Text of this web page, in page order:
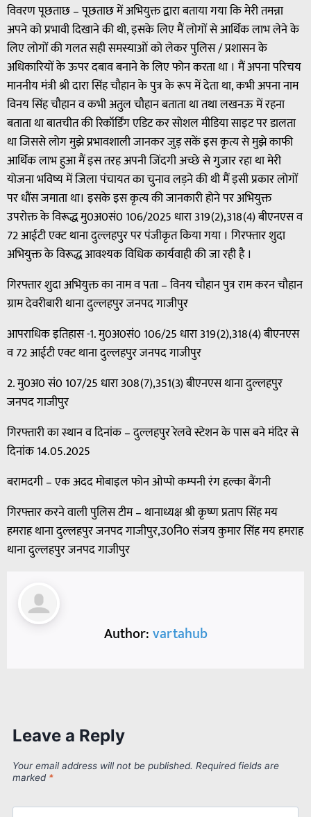
विवरण पूछताछ – पूछताछ में अभियुक्त द्वारा बताया गया कि मेरी तमन्ना
अपने को प्रभावी दिखाने की थी, इसके लिए मैं लोगों से आर्थिक लाभ लेने के
लिए लोगों की गलत सही समस्याओं को लेकर पुलिस / प्रशासन के
अधिकारियों के ऊपर दबाव बनाने के लिए फोन करता था । मैं अपना परिचय
माननीय मंत्री श्री दारा सिंह चौहान के पुत्र के रूप में देता था, कभी अपना नाम
विनय सिंह चौहान व कभी अतुल चौहान बताता था तथा लखनऊ में रहना
बताता था बातचीत की रिकॉर्डिंग एडिट कर सोशल मीडिया साइट पर डालता
था जिससे लोग मुझे प्रभावशाली जानकर जुड़ सकें इस कृत्य से मुझे काफी
आर्थिक लाभ हुआ मैं इस तरह अपनी जिंदगी अच्छे से गुजार रहा था मेरी
योजना भविष्य में जिला पंचायत का चुनाव लड़ने की थी मैं इसी प्रकार लोगों
पर धौंस जमाता था। इसके इस कृत्य की जानकारी होने पर अभियुक्त
उपरोक्त के विरूद्ध मु0अ0सं0 106/2025 धारा 319(2),318(4) बीएनएस व
72 आईटी एक्ट थाना दुल्लहपुर पर पंजीकृत किया गया । गिरफ्तार शुदा
अभियुक्त के विरूद्ध आवश्यक विधिक कार्यवाही की जा रही है ।
गिरफ्तार शुदा अभियुक्त का नाम व पता – विनय चौहान पुत्र राम करन चौहान
ग्राम देवरीबारी थाना दुल्लहपुर जनपद गाजीपुर
आपराधिक इतिहास -1. मु0अ0सं0 106/25 धारा 319(2),318(4) बीएनएस
व 72 आईटी एक्ट थाना दुल्लहपुर जनपद गाजीपुर
2. मु0अ0 सं0 107/25 धारा 308(7),351(3) बीएनएस थाना दुल्लहपुर
जनपद गाजीपुर
गिरफ्तारी का स्थान व दिनांक – दुल्लहपुर रेलवे स्टेशन के पास बने मंदिर से
दिनांक 14.05.2025
बरामदगी – एक अदद मोबाइल फोन ओप्पो कम्पनी रंग हल्का बैंगनी
गिरफ्तार करने वाली पुलिस टीम – थानाध्यक्ष श्री कृष्ण प्रताप सिंह मय
हमराह थाना दुल्लहपुर जनपद गाजीपुर,उ0नि0 संजय कुमार सिंह मय हमराह
थाना दुल्लहपुर जनपद गाजीपुर
Author:vartahub
Leave a Reply
Your email address will not be published. Required fields are
marked *